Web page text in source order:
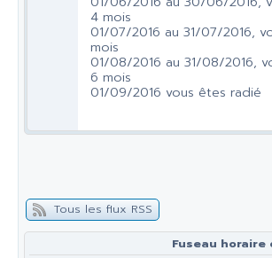
4 mois
01/07/2016 au 31/07/2016,
mois
01/08/2016 au 31/08/2016,
6 mois
01/09/2016 vous êtes radié
Tous les flux RSS
Fuseau horaire